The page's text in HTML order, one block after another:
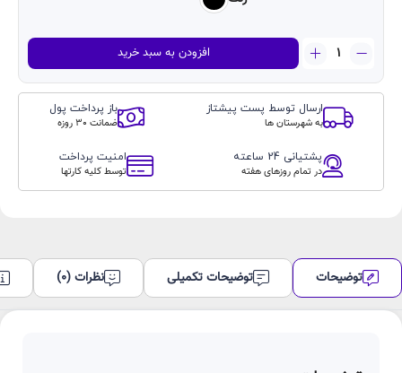
و
هوشمند
Green
Lion
GL-
SG8
عدد
افزودن به سبد خرید
ارسال توسط پست پیشتاز
به شهرستان ها
باز پرداخت پول
ضمانت 30 روزه
پشتیانی 24 ساعته
در تمام روزهای هفته
امنیت پرداخت
توسط کلیه کارتها
توضیحات توضیحات تکمیلی نظرات (0)